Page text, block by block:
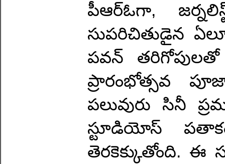
పీఆర్‌ఓగా,
సుపరిచితుడైన
పవన్‌ తరిగోపులతో
ప్రారంభోత్సవ
పలువురు సినీ
స్టూడియోస్‌
తెరకెక్కుతోంది.